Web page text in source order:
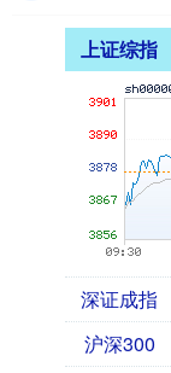
上证综指
深证成指
沪深300